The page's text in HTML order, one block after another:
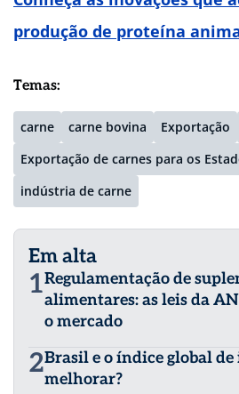
produção de proteína
Temas:
carne carne bovina Exportação
Exportação de carnes para os
indústria de carne
Em alta
1Regulamentação de
alimentares: as leis da
o mercado
2Brasil e o índice global de
melhorar?